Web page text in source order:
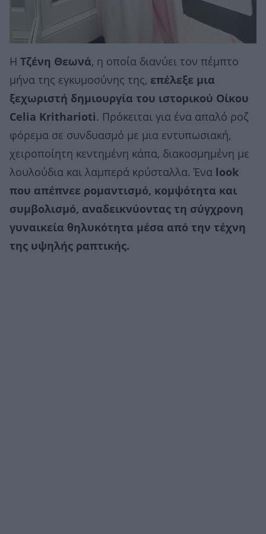
Η Τζένη Θεωνά, η οποία διανύει τον πέμπτο
μήνα της εγκυμοσύνης της, επέλεξε μια
ξεχωριστή δημιουργία του ιστορικού Οίκου
Celia Kritharioti. Πρόκειται για ένα απαλό ροζ
φόρεμα σε συνδυασμό με μια εντυπωσιακή,
χειροποίητη κεντημένη κάπα, διακοσμημένη με
λουλούδια και λαμπερά κρύσταλλα. Ένα
look
που απέπνεε ρομαντισμό, κομψότητα και
συμβολισμό, αναδεικνύοντας τη σύγχρονη
γυναικεία θηλυκότητα μέσα από την τέχνη
της υψηλής ραπτικής.